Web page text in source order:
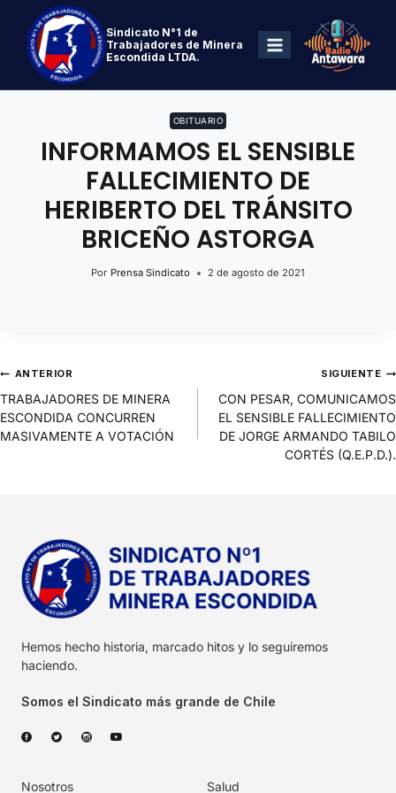
Sindicato N°1 de
Trabajadores de Minera
Escondida LTDA.
OBITUARIO
INFORMAMOS EL SENSIBLE
FALLECIMIENTO DE
HERIBERTO DEL TRÁNSITO
BRICEÑO ASTORGA
Por Prensa Sindicato 2 de agosto de 2021
ANTERIOR
TRABAJADORES DE MINERA
ESCONDIDA CONCURREN
MASIVAMENTE A VOTACIÓN
SIGUIENTE
CON PESAR, COMUNICAMOS
EL SENSIBLE FALLECIMIENTO
DE JORGE ARMANDO TABILO
CORTÉS (Q.E.P.D.).
Hemos hecho historia, marcado hitos y lo seguiremos
haciendo.
Somos el Sindicato más grande de Chile
Nosotros Salud